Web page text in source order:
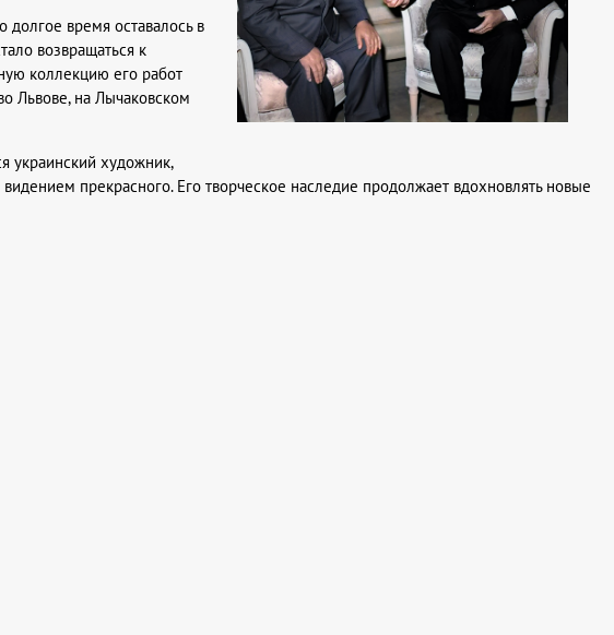
время оставалось в
возвращаться к
коллекцию его работ
Львове, на Лычаковском
украинский художник,
прекрасного. Его творческое наследие продолжает вдохновлять новые